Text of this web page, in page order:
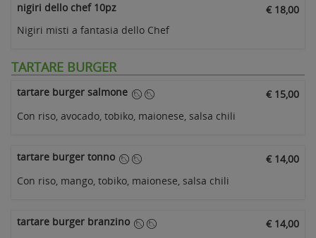
nigiri dello chef 10pz
€ 18,00
Nigiri misti a fantasia dello Chef
TARTARE BURGER
tartare burger salmone
€ 15,00
Con riso, avocado, tobiko, maionese, salsa chili
tartare burger tonno
€ 14,00
Con riso, mango, tobiko, maionese, salsa chili
tartare burger branzino
€ 14,00